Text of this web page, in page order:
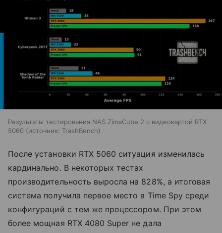
Результаты тестирования NAS ZimaCube 2 с видеокартой RTX
5060
источник: TrashBench
После установки RTX 5060 ситуация изменилась
кардинально. В некоторых тестах
производительность выросла на 828%, а итоговая
система получила первое место в Time Spy среди
конфигураций с тем же процессором. При этом
более мощная RTX 4080 Super не дала